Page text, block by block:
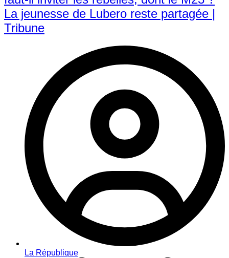
La jeunesse de Lubero reste partagée |
Tribune
La République